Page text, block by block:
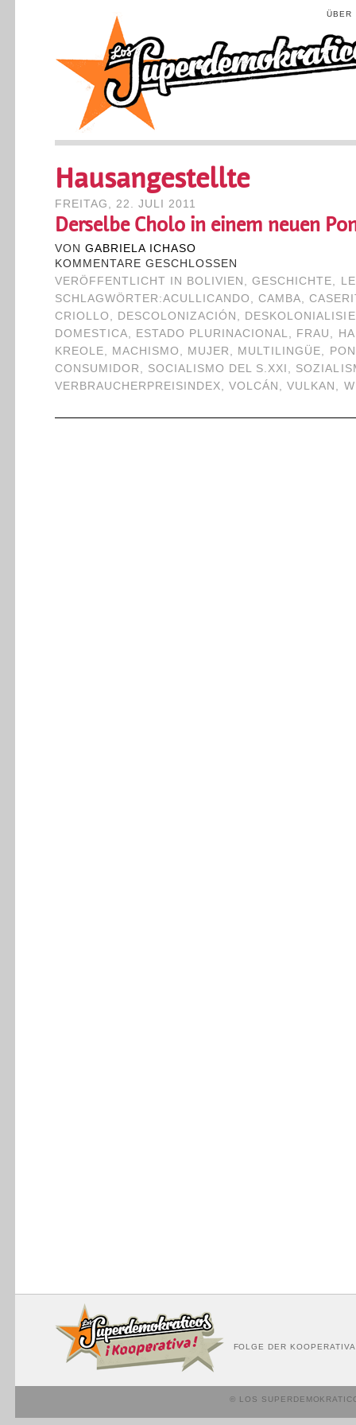
ÜBER
Hausangestellte
FREITAG, 22. JULI 2011
Derselbe Cholo in einem neuen
VON GABRIELA ICHASO
KOMMENTARE GESCHLOSSEN
VERÖFFENTLICHT IN
BOLIVIEN ,GESCHICHTE,
SCHLAGWÖRTER:ACULLICANDO ,CAMBA,
CRIOLLO , DESCOLONIZACIÓN ,
DOMESTICA, ESTADO PLURINACIONAL, FRAU ,
KREOLE, MACHISMO , MUJER , MULTILINGÜE,
CONSUMIDOR , SOCIALISMO DEL S.XXI ,
VERBRAUCHERPREISINDEX,VOLCÁN ,VULKAN ,
FOLGE DER
© LOS